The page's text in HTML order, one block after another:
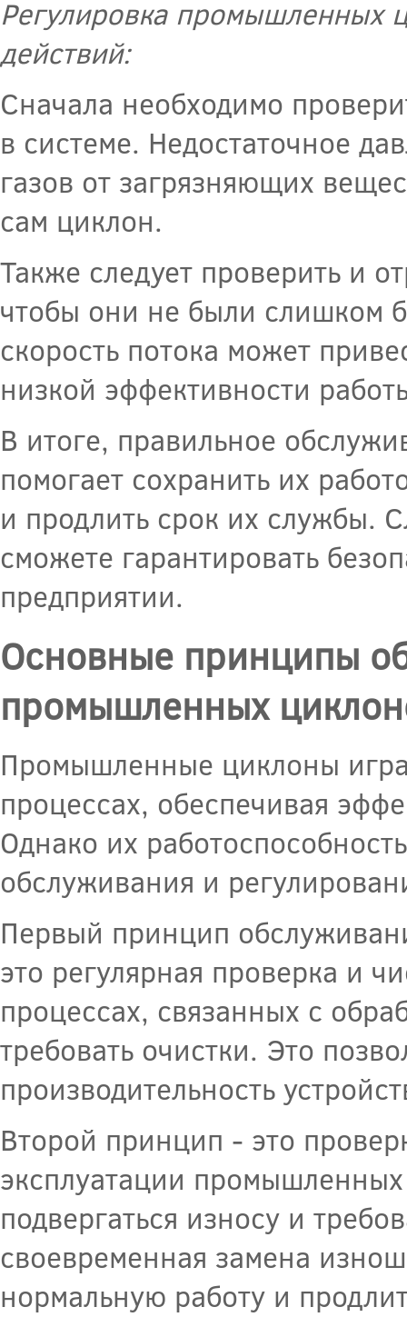
Регулировка промышленных
действий:
Сначала необходимо
в системе. Недостаточное
газов от загрязняющих
сам циклон.
Также следует проверить и
чтобы они не были слишком
скорость потока может
низкой эффективности
В итоге, правильное
помогает сохранить их
и продлить срок их службы.
сможете гарантировать
предприятии.
Основные принципы
промышленных
Промышленные циклоны
процессах, обеспечивая
Однако их
обслуживания и
Первый принцип
это регулярная проверка и
процессах, связанных с
требовать очистки. Это
производительность
Второй принцип - это
эксплуатации
подвергаться износу и
своевременная замена
нормальную работу и